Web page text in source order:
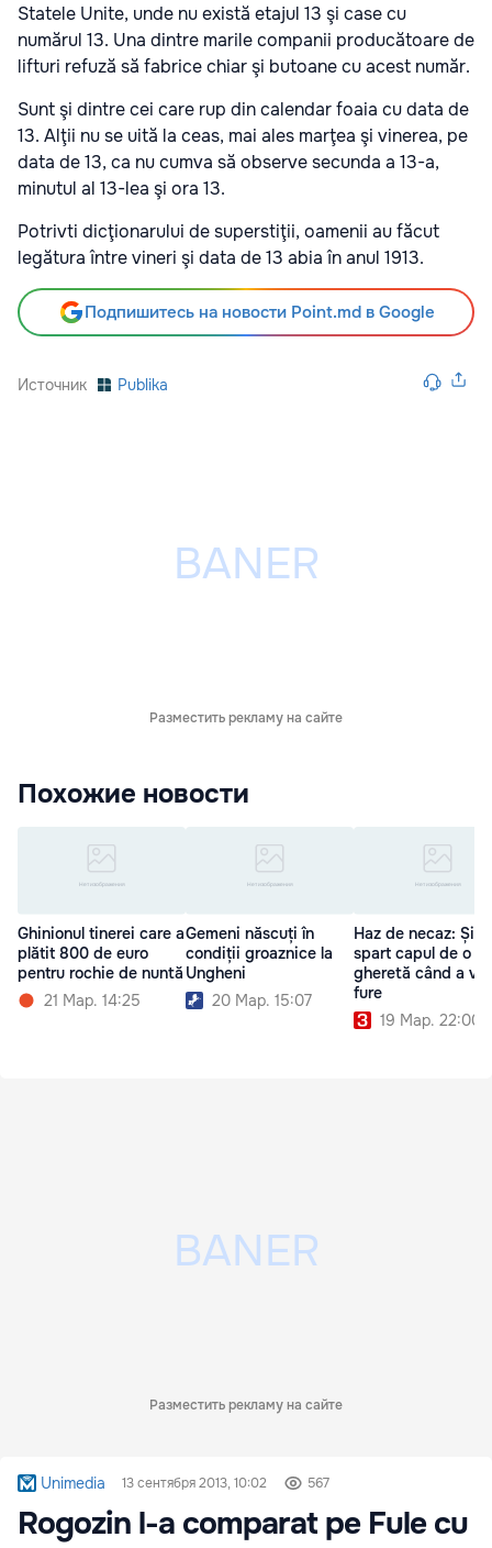
Statele Unite, unde nu există etajul 13 şi case cu
numărul 13. Una dintre marile companii producătoare de
lifturi refuză să fabrice chiar şi butoane cu acest număr.
Sunt şi dintre cei care rup din calendar foaia cu data de
13. Alţii nu se uită la ceas, mai ales marţea şi vinerea, pe
data de 13, ca nu cumva să observe secunda a 13-a,
minutul al 13-lea şi ora 13.
Potrivti dicţionarului de superstiţii, oamenii au făcut
legătura între vineri şi data de 13 abia în anul 1913.
Подпишитесь на новости Point.md в Google
Источник Publika
Разместить рекламу на сайте
Похожие новости
Ghinionul tinerei care a
plătit 800 de euro
pentru rochie de nuntă
21 Мар. 14:25
Gemeni născuți în
condiții groaznice la
Ungheni
20 Мар. 15:07
Haz de necaz: Și-a
spart capul de o
gheretă când a
fure
19 Мар. 22:00
Разместить рекламу на сайте
Unimedia 13 сентября 2013, 10:02 567
Rogozin l-a comparat pe Fule cu